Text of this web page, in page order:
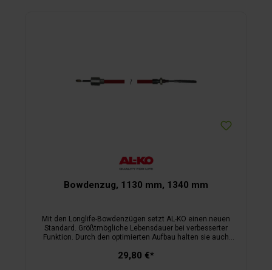
Bowdenzug, 1130 mm, 1340 mm
Mit den Longlife-Bowdenzügen setzt AL-KO einen neuen
Standard. Größtmögliche Lebensdauer bei verbesserter
Funktion. Durch den optimierten Aufbau halten sie auch
Radbremsen ab Baujahr 01/89, Glocke innen 23,3 mm,
29,80 €*